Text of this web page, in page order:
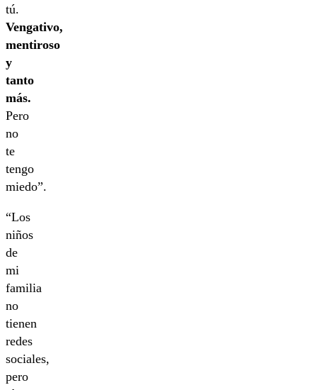
tú.
Vengativo,
mentiroso
y
tanto
más.
Pero
no
te
tengo
miedo”.
“Los
niños
de
mi
familia
no
tienen
redes
sociales,
pero